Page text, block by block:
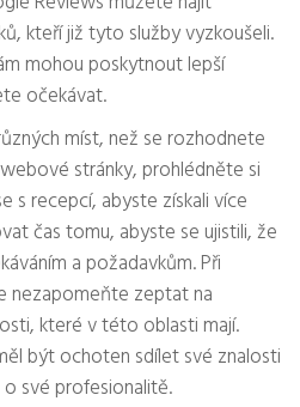
kteří již tyto služby vyzkoušeli.
mohou poskytnout lepší
očekávat.
míst, než se rozhodnete
stránky, prohlédněte si
s recepcí, abyste získali více
čas tomu, abyste se ujistili, že
a požadavkům. Při
nezapomeňte zeptat na
které v této oblasti mají.
být ochoten sdílet své znalosti
o své profesionalitě.